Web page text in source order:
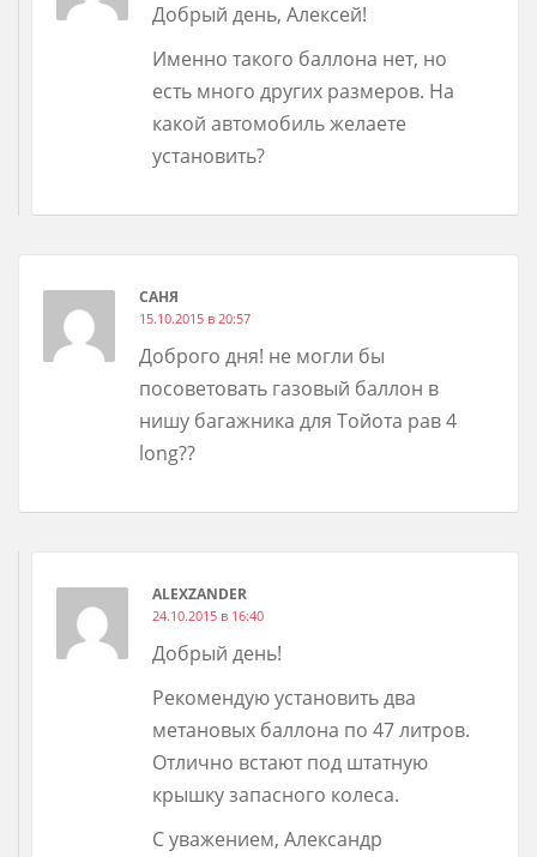
Добрый день, Алексей!
Именно такого баллона нет, но
есть много других размеров. На
какой автомобиль желаете
установить?
САНЯ
15.10.2015 в 20:57
Доброго дня! не могли бы
посоветовать газовый баллон в
нишу багажника для Тойота рав 4
long??
ALEXZANDER
24.10.2015 в 16:40
Добрый день!
Рекомендую установить два
метановых баллона по 47 литров.
Отлично встают под штатную
крышку запасного колеса.
С уважением, Александр